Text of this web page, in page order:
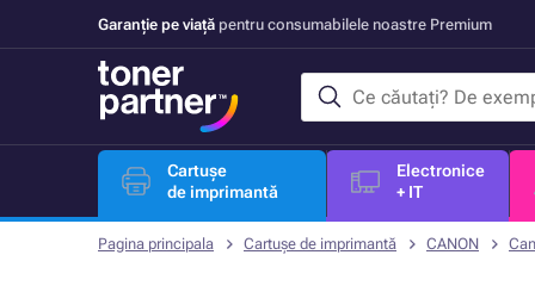
Garanție pe viață pentru consumabilele noastre Premium
Cartușe
de imprimantă
Electronice
+ IT
Pagina principala Cartușe de imprimantă CANON